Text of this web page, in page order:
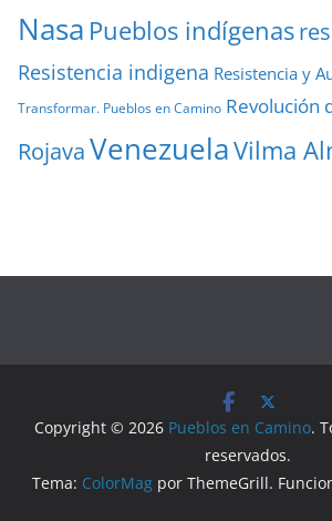
Nasa Pueblos indígenas
Resistencia indigena Resistencia y
Transformar. Pueblos en Camino Revolución
RojavaVenezuelaVilma
Copyright © 2026 Pueblos en Camino.
reservados.
Tema: ColorMagpor ThemeGrill.